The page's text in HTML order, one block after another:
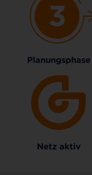
Planungsphase
Netz aktiv